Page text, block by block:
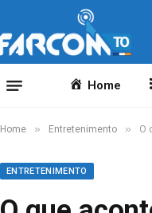
Home
Home » Entretenimento » O
ENTRETENIMENTO